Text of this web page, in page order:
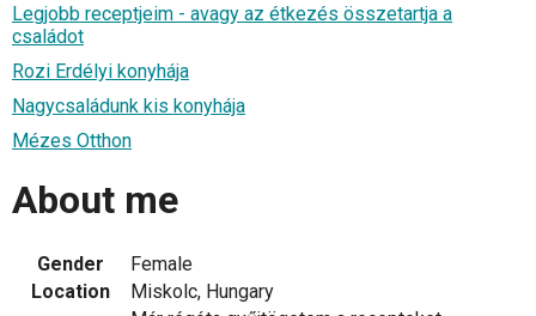
Legjobb receptjeim - avagy az étkezés összetartja a
családot
Rozi Erdélyi konyhája
Nagycsaládunk kis konyhája
Mézes Otthon
About me
Gender
Female
Location
Miskolc, Hungary